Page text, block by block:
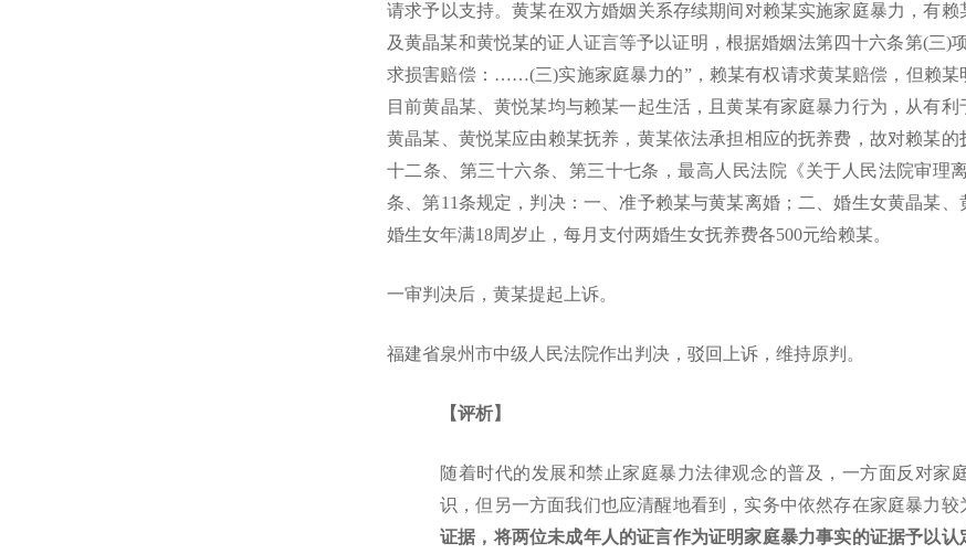
请求予以支持。黄某在双方婚姻关系存续期间对赖某实施家庭暴力，有
及黄晶某和黄悦某的证人证言等予以证明，根据婚姻法第四十六条第(三)
求损害赔偿：……(三)实施家庭暴力的”，赖某有权请求黄某赔偿，但赖某
目前黄晶某、黄悦某均与赖某一起生活，且黄某有家庭暴力行为，从有
黄晶某、黄悦某应由赖某抚养，黄某依法承担相应的抚养费，故对赖某
十二条、第三十六条、第三十七条，最高人民法院《关于人民法院审理
条、第11条规定，判决：一、准予赖某与黄某离婚；二、婚生女黄晶某
婚生女年满18周岁止，每月支付两婚生女抚养费各500元给赖某。
一审判决后，黄某提起上诉。
福建省泉州市中级人民法院作出判决，驳回上诉，维持原判。
【评析】
随着时代的发展和禁止家庭暴力法律观念的普及，一方面反对家
识，但另一方面我们也应清醒地看到，实务中依然存在家庭暴力
证据，将两位未成年人的证言作为证明家庭暴力事实的证据予以